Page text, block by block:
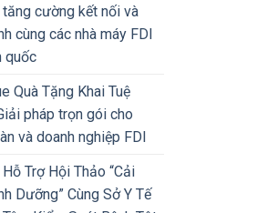
tăng cường kết nối và
cùng các nhà máy FDI
quốc
Quà Tặng Khai Tuệ
pháp trọn gói cho
và doanh nghiệp FDI
Hỗ Trợ Hội Thảo “Cải
Dưỡng” Cùng Sở Y Tế